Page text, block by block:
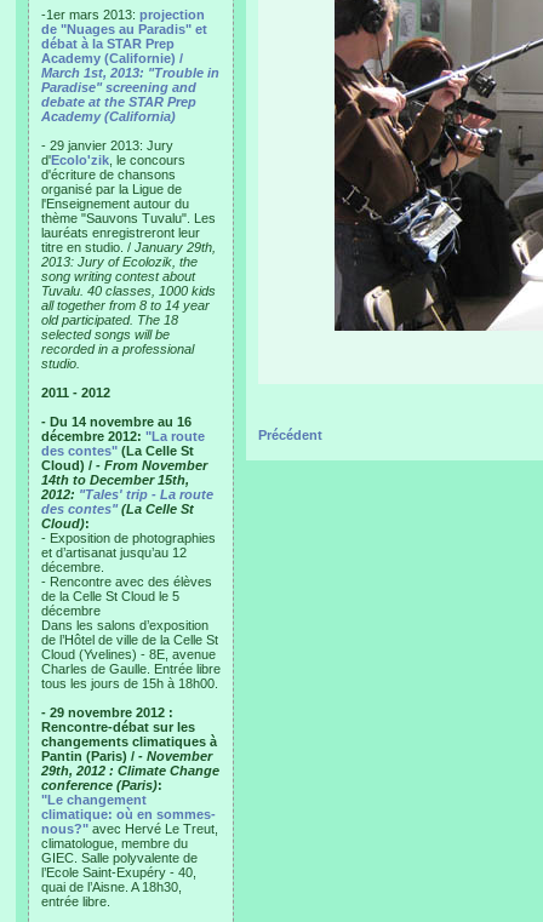
-1er mars 2013: projection
de "Nuages au Paradis" et
débat à la STAR Prep
Academy (Californie) /
March 1st, 2013: "Trouble in
Paradise" screening and
debate at the STAR Prep
Academy (California)
- 29 janvier 2013: Jury
d'Ecolo'zik , le concours
d'écriture de chansons
organisé par la Ligue de
l'Enseignement autour du
thème "Sauvons Tuvalu". Les
lauréats enregistreront leur
titre en studio. / January 29th,
2013: Jury of Ecolozik, the
song writing contest about
Tuvalu. 40 classes, 1000 kids
all together from 8 to 14 year
old participated. The 18
selected songs will be
recorded in a professional
studio.
2011 - 2012
- Du 14 novembre au 16
décembre 2012: "La route
des contes" (La Celle St
Cloud) / - From November
14th to December 15th,
2012: "Tales' trip - La route
des contes"(La Celle St
Cloud):
- Exposition de photographies
et d’artisanat jusqu’au 12
décembre.
- Rencontre avec des élèves
de la Celle St Cloud le 5
décembre
Dans les salons d’exposition
de l’Hôtel de ville de la Celle St
Cloud (Yvelines) - 8E, avenue
Charles de Gaulle. Entrée libre
tous les jours de 15h à 18h00.
- 29 novembre 2012 :
Rencontre-débat sur les
changements climatiques à
Pantin (Paris) / - November
29th, 2012 : Climate Change
conference (Paris):
"Le changement
climatique: où en sommes-
nous?" avec Hervé Le Treut,
climatologue, membre du
GIEC. Salle polyvalente de
l’Ecole Saint-Exupéry - 40,
quai de l’Aisne. A 18h30,
entrée libre.
Précédent